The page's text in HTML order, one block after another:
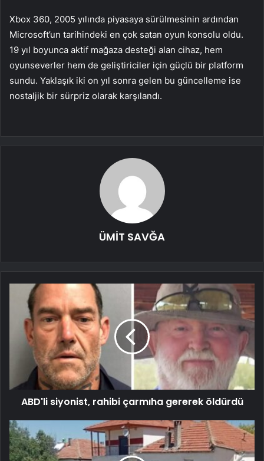
Xbox 360, 2005 yılında piyasaya sürülmesinin ardından
Microsoft’un tarihindeki en çok satan oyun konsolu oldu.
19 yıl boyunca aktif mağaza desteği alan cihaz, hem
oyunseverler hem de geliştiriciler için güçlü bir platform
sundu. Yaklaşık iki on yıl sonra gelen bu güncelleme ise
nostaljik bir sürpriz olarak karşılandı.
ÜMİT SAVĞA
ABD'li siyonist, rahibi çarmıha gererek öldürdü